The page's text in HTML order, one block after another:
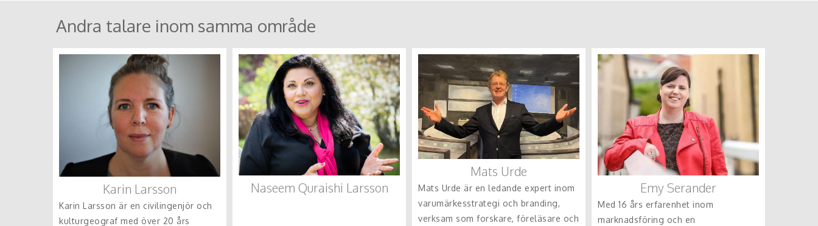
Andra talare inom samma område
Karin Larsson
Karin Larsson är en civilingenjör och
kulturgeograf med över 20 års
Naseem Quraishi Larsson
Mats Urde
Mats Urde är en ledande expert inom
varumärkesstrategi och branding,
verksam som forskare, föreläsare och
Emy Serander
Med 16 års erfarenhet inom
marknadsföring och en